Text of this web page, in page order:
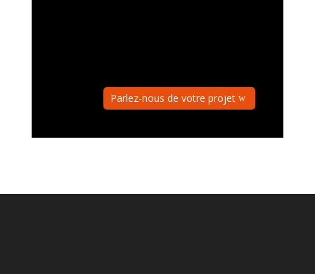
Parlez-nous de votre projet